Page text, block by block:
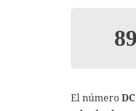
El número